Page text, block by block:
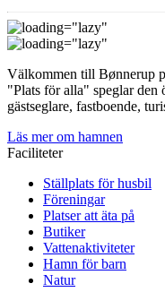
Välkommen till Bønnerup
"Plats för alla" speglar den
gästseglare, fastboende,
Läs mer om hamnen
Faciliteter
Ställplats för husbil
Föreningar
Platser att äta på
Butiker
Vattenaktiviteter
Hamn för barn
Natur